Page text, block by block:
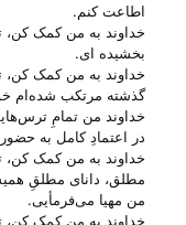
اطاعت کنم.
خداوند به من کمک کن،
بخشیده ای.
خداوند به من کمک کن،
گذشته مرتکب شده‌ام
خداوند من تمامِ
در اعتمادِ کامل به
خداوند به من کمک کن،
مطلق، دانای مطلقِ
من مهیا می‌‌فرمأیی.
خداوند به من کمک کن،